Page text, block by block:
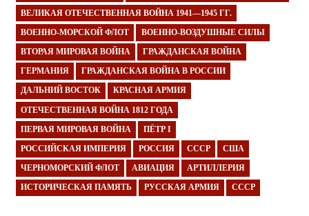
ВЕЛИКАЯ ОТЕЧЕСТВЕННАЯ ВОЙНА 1941—1945 ГГ.
ВОЕННО-МОРСКОЙ ФЛОТ ВОЕННО-ВОЗДУШНЫЕ СИЛЫ
ВТОРАЯ МИРОВАЯ ВОЙНА ГРАЖДАНСКАЯ ВОЙНА
ГЕРМАНИЯ ГРАЖДАНСКАЯ ВОЙНА В РОССИИ
ДАЛЬНИЙ ВОСТОК КРАСНАЯ АРМИЯ
ОТЕЧЕСТВЕННАЯ ВОЙНА 1812 ГОДА
ПЕРВАЯ МИРОВАЯ ВОЙНА ПЁТР I
РОССИЙСКАЯ ИМПЕРИЯ РОССИЯ СССР США
ЧЕРНОМОРСКИЙ ФЛОТ АВИАЦИЯ АРТИЛЛЕРИЯ
ИСТОРИЧЕСКАЯ ПАМЯТЬ РУССКАЯ АРМИЯ СССР